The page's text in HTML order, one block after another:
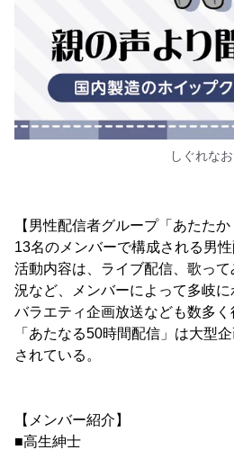
しぐれなお
【男性配信者グループ「あたたか
13名のメンバーで構成される男性
活動内容は、ライブ配信、歌っ
況など、メンバーによって多岐に
バラエティ企画放送なども数多
「あたなる50時間配信」は大型
されている。
【メンバー紹介】
■高生紳士